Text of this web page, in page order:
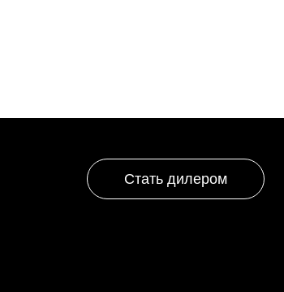
Стать дилером